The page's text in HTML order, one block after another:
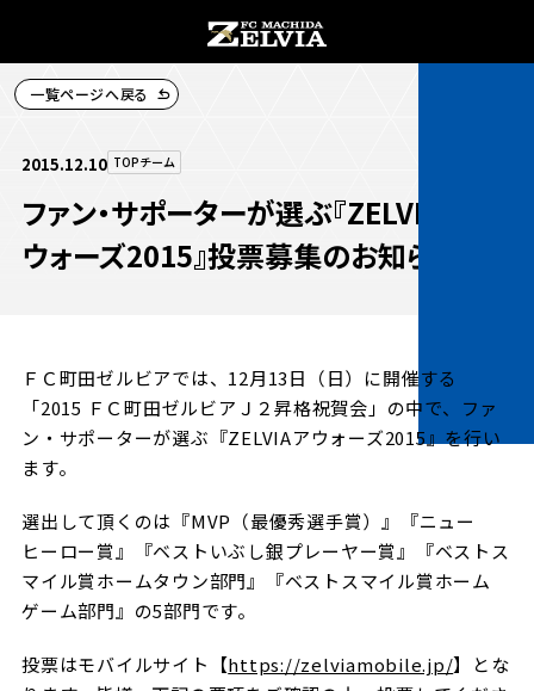
TOPチーム
チケット
ファンクラブ
グッズ
試合情報
試合情報トップ
試合日程・結果
順位表・ゴールランキング
観戦する
観戦するトップ
チケットを買う
チケット購入手順
クラブを知る
クラブを知るトップ
ＦＣ町田ゼルビアについて
一覧ページへ戻る
2015.12.10 TOPチーム
ファン・サポーターが選ぶ『ZELVIAア
ウォーズ2015』投票募集のお知らせ
ＦＣ町田ゼルビアでは、12月13日（日）に開催する
「2015 ＦＣ町田ゼルビアＪ２昇格祝賀会」の中で、ファ
ン・サポーターが選ぶ『ZELVIAアウォーズ2015』を行い
ます。
選出して頂くのは『MVP（最優秀選手賞）』『ニュー
ヒーロー賞』『ベストいぶし銀プレーヤー賞』『ベストス
マイル賞ホームタウン部門』『ベストスマイル賞ホーム
ゲーム部門』の5部門です。
投票はモバイルサイト【https://zelviamobile.jp/】とな